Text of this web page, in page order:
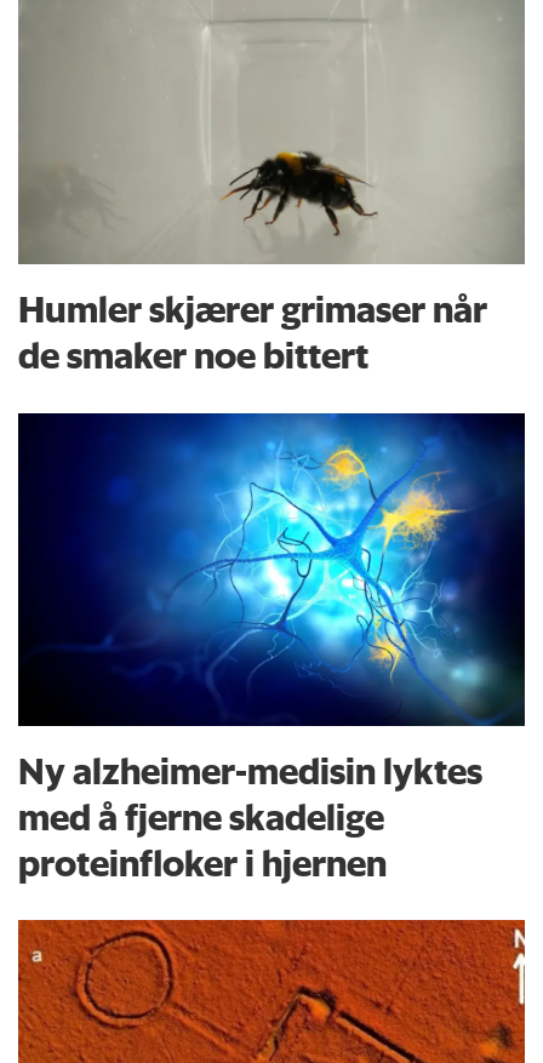
Humler skjærer grimaser når
de smaker noe bittert
Ny alzheimer-medisin lyktes
med å fjerne skadelige
proteinfloker i hjernen